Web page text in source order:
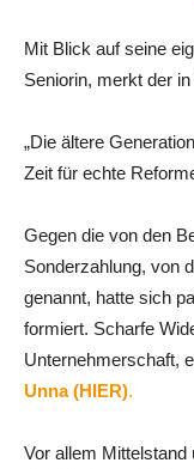
Mit Blick auf seine
Seniorin, merkt der
„Die ältere
Zeit für echte
Gegen die von den
Sonderzahlung, von
genannt, hatte sich
formiert. Scharfe
Unternehmerschaft,
Unna (HIER).
Vor allem